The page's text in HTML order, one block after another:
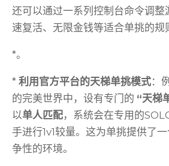
还可以通过一系列控制台命令调整
速复活、无限金钱等适合单挑的规
*。
* 利用官方平台的天梯单挑模式：
的完美世界中，设有专门的 “天梯
以单人匹配，系统会在专用的
手进行1v1较量。这为单挑提供了
争性的环境。